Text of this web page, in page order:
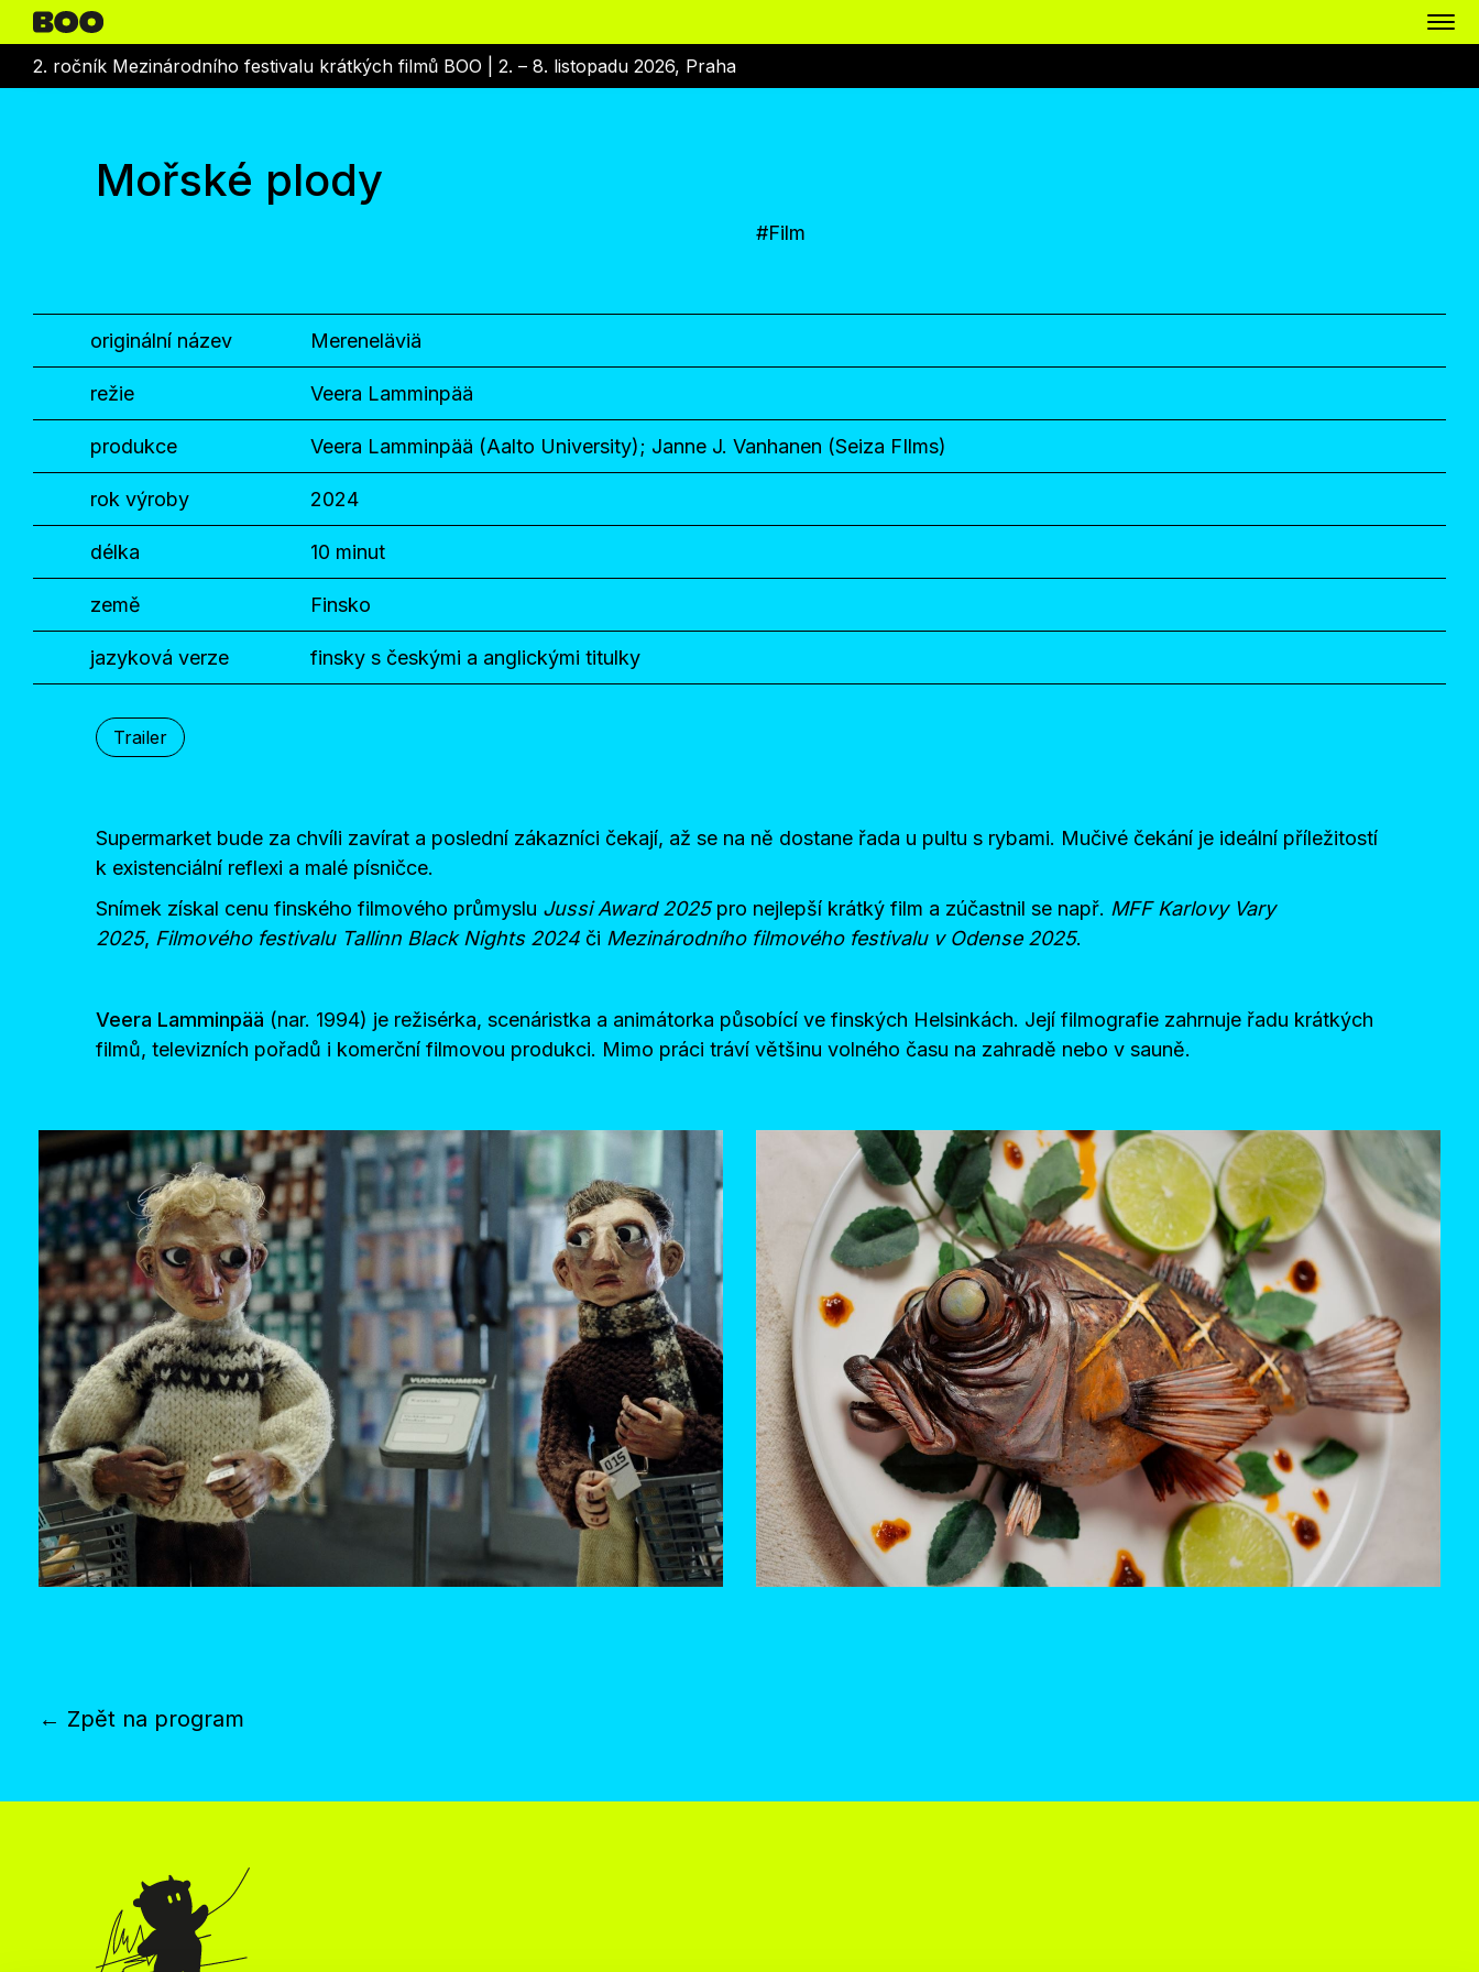
2. ročník Mezinárodního festivalu krátkých filmů BOO | 2. – 8. listopadu 2026, Praha
Mořské plody
#Film
originální název Mereneläviä
režie Veera Lamminpää
produkce Veera Lamminpää (Aalto University); Janne J. Vanhanen (Seiza FIlms)
rok výroby 2024
délka 10 minut
země Finsko
jazyková verze finsky s českými a anglickými titulky
Trailer
Supermarket bude za chvíli zavírat a poslední zákazníci čekají, až se na ně dostane řada u pultu s rybami. Mučivé čekání je ideální příležitostí
k existenciální reflexi a malé písničce.
Snímek získal cenu finského filmového průmyslu Jussi Award 2025 pro nejlepší krátký film a zúčastnil se např. MFF Karlovy Vary
2025, Filmového festivalu Tallinn Black Nights 2024 či Mezinárodního filmového festivalu v Odense 2025.
Veera Lamminpää (nar. 1994) je režisérka, scenáristka a animátorka působící ve finských Helsinkách. Její filmografie zahrnuje řadu krátkých
filmů, televizních pořadů i komerční filmovou produkci. Mimo práci tráví většinu volného času na zahradě nebo v sauně.
← Zpět na program